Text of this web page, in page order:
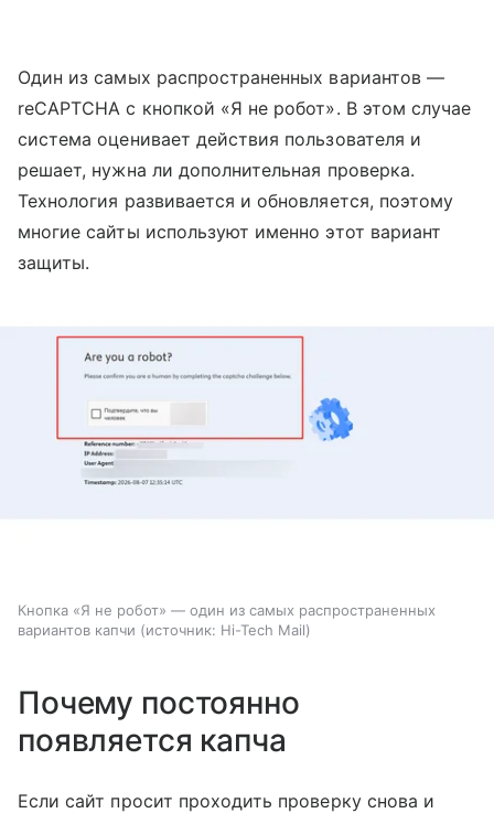
Один из самых распространенных вариантов —
reCAPTCHA с кнопкой «Я не робот». В этом случае
система оценивает действия пользователя и
решает, нужна ли дополнительная проверка.
Технология развивается и обновляется, поэтому
многие сайты используют именно этот вариант
защиты.
Кнопка «Я не робот» — один из самых распространенных
вариантов капчи
источник: Hi-Tech Mail
Почему постоянно
появляется капча
Если сайт просит проходить проверку снова и